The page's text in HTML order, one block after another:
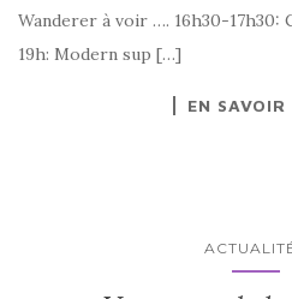
Wanderer à voir …. 16h30-17h30:
19h: Modern sup […]
EN SAVOIR